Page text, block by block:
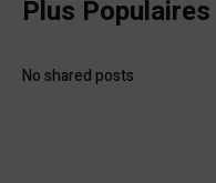
Plus Populaires
No shared posts